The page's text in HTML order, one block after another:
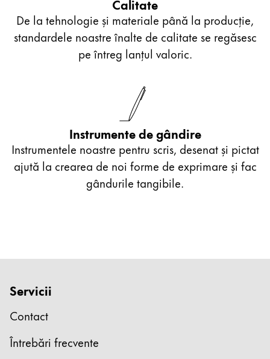
De la tehnologie și materiale până la producție,
standardele noastre înalte de calitate se regăsesc
pe întreg lanțul valoric.
Instrumente de gândire
Instrumentele noastre pentru scris, desenat și pictat
ajută la crearea de noi forme de exprimare și fac
gândurile tangibile.
Servicii
Contact
Întrebări frecvente